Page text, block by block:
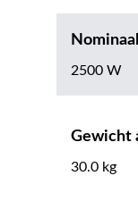
2500 W
Gewicht
30.0 kg